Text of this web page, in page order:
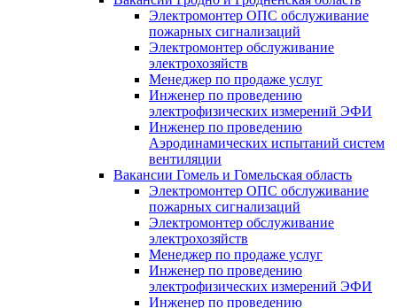
Электромонтер ОПС обслуживание
пожарных сигнализаций
Электромонтер обслуживание
электрохозяйств
Менеджер по продаже услуг
Инженер по проведению
электрофизических измерений ЭФИ
Инженер по проведению
Аэродинамических испытаний систем
вентиляции
Вакансии Гомель и Гомельская область
Электромонтер ОПС обслуживание
пожарных сигнализаций
Электромонтер обслуживание
электрохозяйств
Менеджер по продаже услуг
Инженер по проведению
электрофизических измерений ЭФИ
Инженер по проведению